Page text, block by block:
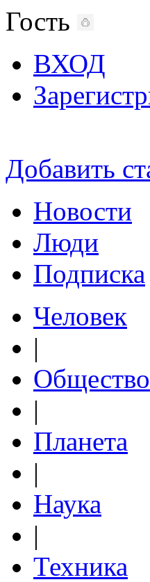
Гость
ВХОД
Добавить
Новости
Люди
Подписка
Человек
|
Общество
|
Планета
|
Наука
|
Техника